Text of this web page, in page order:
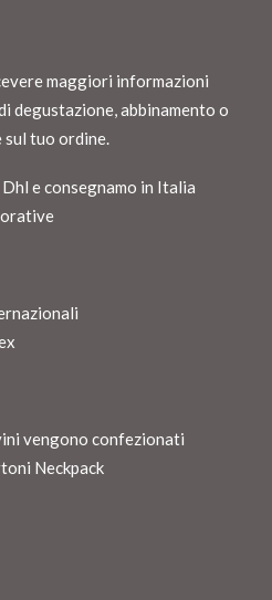
maggiori informazioni
degustazione, abbinamento o
tuo ordine.
e consegnamo in Italia
vengono confezionati
Neckpack